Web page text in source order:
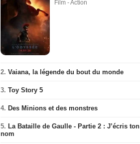
Film - Action
2. Vaiana, la légende du bout du monde
3. Toy Story 5
4. Des Minions et des monstres
5. La Bataille de Gaulle - Partie 2 : J’écris ton
nom